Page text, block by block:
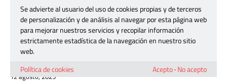
arrasando en las grandes guías del vino
Colección de Toneles Centenarios, la
bodega alicantina que está arrasando
en las grandes guías del vino
12 agosto, 2025
Se advierte al usuario del uso de cookies propias y de terceros
de personalización y de análisis al navegar por esta página web
para mejorar nuestros servicios y recopilar información
estrictamente estadística de la navegación en nuestro sitio
web.
Política de cookies
Acepto· No acepto